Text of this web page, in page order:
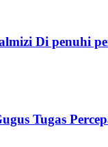
Di penuhi
Tugas